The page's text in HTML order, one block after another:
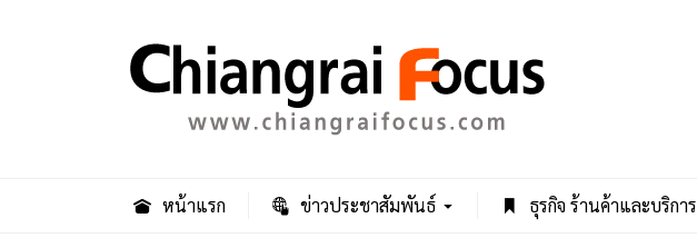
หน้าแรก ข่าวประชาสัมพันธ์ ธุรกิจ ร้านค้าและบริการ